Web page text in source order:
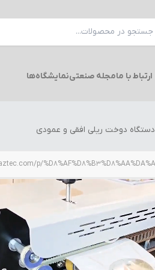
ارتباط با مامجله صنعتینمایشگاه‌ها
دستگاه دوخت ریلی افقی و عمودی